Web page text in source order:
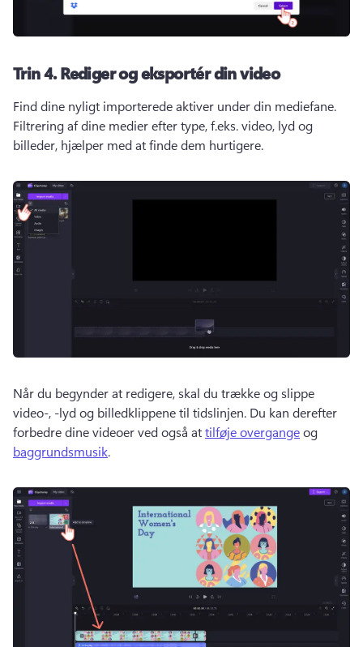
Trin 4.Rediger og eksportér din video
Filtrering af dine medier efter type, f.eks. video, lyd og
billeder, hjælper med at finde dem hurtigere.
Når du begynder at redigere, skal du trække og slippe
video-, -lyd og billedklippene til tidslinjen. Du kan derefter
forbedre dine videoer ved også at tilføje overgange og
baggrundsmusik.